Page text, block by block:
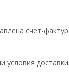
счет-
условия